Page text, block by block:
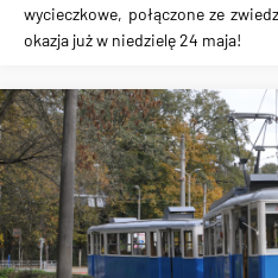
wycieczkowe, połączone ze
okazja już w niedzielę 24 maja!